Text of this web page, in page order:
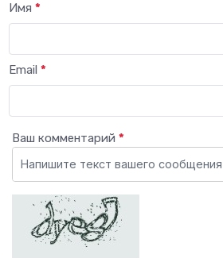
Имя *
Email *
Ваш комментарий *